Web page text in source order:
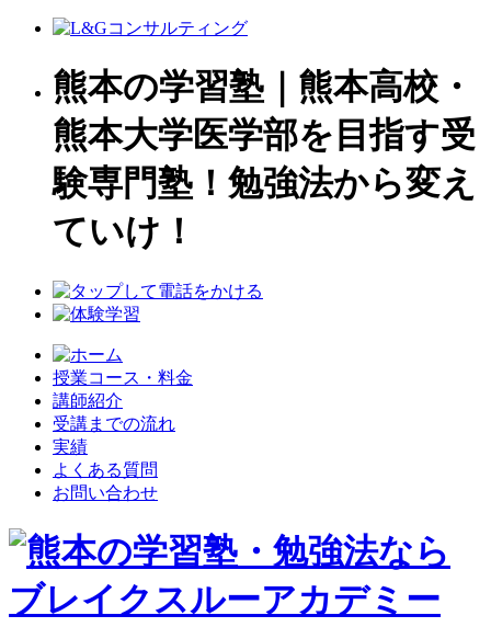
熊本の学習塾｜熊本高校・
熊本大学医学部を目指す受
験専門塾！勉強法から変え
ていけ！
授業コース・料金
講師紹介
受講までの流れ
実績
よくある質問
お問い合わせ